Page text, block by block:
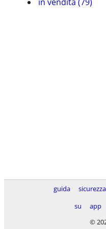
guida sicurezza
su
app
©